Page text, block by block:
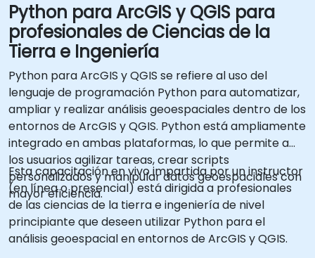
Python para ArcGIS y QGIS para
profesionales de Ciencias de la
Tierra e Ingeniería
Python para ArcGIS y QGIS se refiere al uso del
lenguaje de programación Python para automatizar,
ampliar y realizar análisis geoespaciales dentro de los
entornos de ArcGIS y QGIS. Python está ampliamente
integrado en ambas plataformas, lo que permite a
los usuarios agilizar tareas, crear scripts
personalizados y manipular datos geoespaciales con
mayor eficiencia.
Esta capacitación en vivo impartida por un instructor
(en línea o presencial) está dirigida a profesionales
de las ciencias de la tierra e ingeniería de nivel
principiante que deseen utilizar Python para el
análisis geoespacial en entornos de ArcGIS y QGIS.